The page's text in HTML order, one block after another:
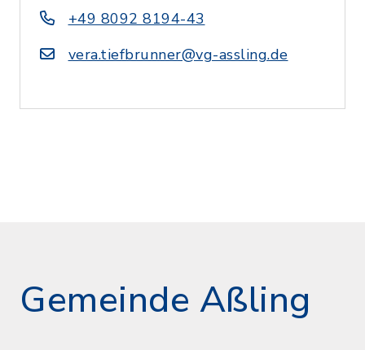
+49 8092 8194-43
vera.tiefbrunner@vg-assling.de
Gemeinde Aßling